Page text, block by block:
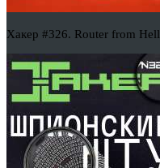
Хакер #326. Router from Hell